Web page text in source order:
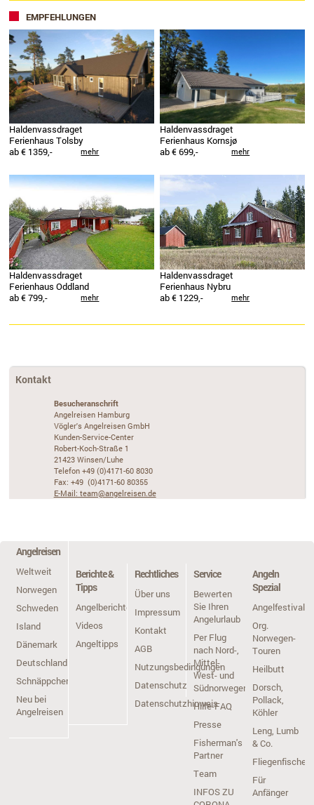
EMPFEHLUNGEN
Haldenvassdraget
Ferienhaus Tolsby
ab € 1359,-
mehr
Haldenvassdraget
Ferienhaus Kornsjø
ab € 699,-
mehr
Haldenvassdraget
Ferienhaus Oddland
ab € 799,-
mehr
Haldenvassdraget
Ferienhaus Nybru
ab € 1229,-
mehr
Kontakt
Besucheranschrift
Angelreisen Hamburg
Vögler's Angelreisen GmbH
Kunden-Service-Center
Robert-Koch-Straße 1
21423 Winsen/Luhe
Telefon +49 (0)4171-60 8030
Fax: +49 (0)4171-60 80355
E-Mail: team@angelreisen.de
Angelreisen
Weltweit
Norwegen
Schweden
Island
Dänemark
Deutschland
Schnäppchen
Neu bei
Angelreisen
Angeln
Spezial
Angelfestivals
Org.
Norwegen-
Touren
Heilbutt
Dorsch,
Pollack,
Köhler
Leng, Lumb
& Co.
Fliegenfischen
Für
Anfänger
Berichte &
Tipps
Angelberichte
Videos
Angeltipps
Service
Bewerten
Sie Ihren
Angelurlaub
Per Flug
nach Nord-,
Mittel-,
West- und
Südnorwegen
Hilfe-FAQ
Presse
Fisherman's
Partner
Team
INFOS ZU
Rechtliches
Über uns
Impressum
Kontakt
AGB
Nutzungsbedingungen
Datenschutz
Datenschutzhinweis